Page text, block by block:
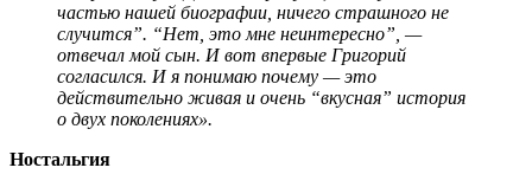
частью нашей биографии, ничего страшного не
случится”. “Нет, это мне неинтересно”, —
отвечал мой сын. И вот впервые Григорий
согласился. И я понимаю почему — это
действительно живая и очень “вкусная” история
о двух поколениях».
Ностальгия